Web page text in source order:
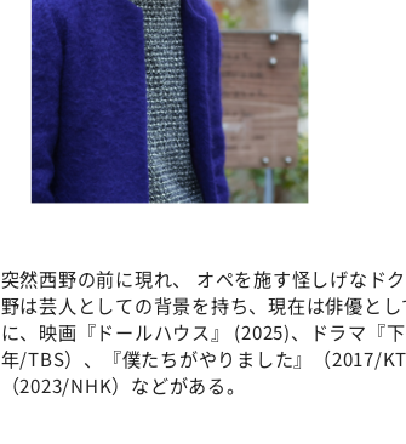
突然西野の前に現れ、 オペを施す怪しげなド
野は芸人としての背景を持ち、現在は俳優と
に、映画『ドールハウス』 (2025)、ドラマ『
年/TBS）、『僕たちがやりました』（2017/
（2023/NHK）などがある。